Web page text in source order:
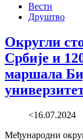
Вести
Друштво
Округли
Србије и
маршала
<16.07.2024
Међународни